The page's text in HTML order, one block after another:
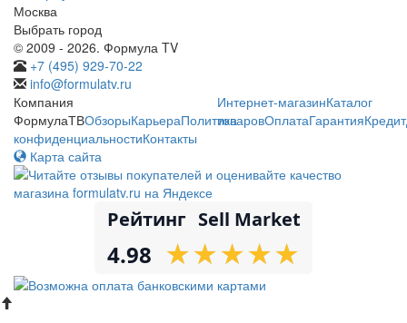
Москва
Выбрать город
© 2009 - 2026. Формула TV
+7 (495) 929-70-22
info@formulatv.ru
Компания
ФормулаТВОбзорыКарьераПолитика
конфиденциальностиКонтакты
Интернет-магазинКаталог
товаровОплатаГарантияКредит
Карта сайта
Рейтинг Sell Market
4.98 ★
★★
★★
★★
★★
★